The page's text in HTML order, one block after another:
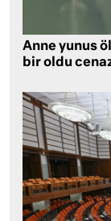
Anne yunus
bir oldu